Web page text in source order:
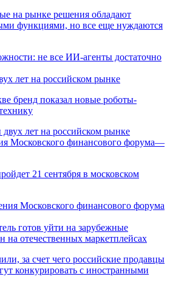
на рынке решения обладают
функциями, но все еще нуждаются
лет на российском рынке
бренд показал новые роботы-
Московского финансового форума—
21 сентября в московском
готов уйти на зарубежные
на отечественных маркетплейсах
за счет чего российские продавцы
конкурировать с иностранными